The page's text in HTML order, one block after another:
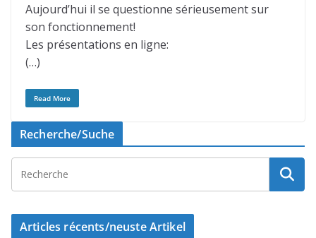
Aujourd’hui il se questionne sérieusement sur
son fonctionnement!
Les présentations en ligne:
(…)
Read More
Recherche/Suche
Articles récents/neuste Artikel